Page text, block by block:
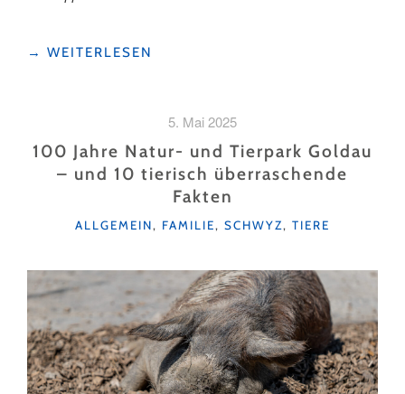
"IM
VIERWALDSTÄTTERSEES "
→ WEITERLESEN
5. Mai 2025
100 Jahre Natur- und Tierpark Goldau
– und 10 tierisch überraschende
Fakten
KATEGORIEN
ALLGEMEIN, FAMILIE, SCHWYZ, TIERE